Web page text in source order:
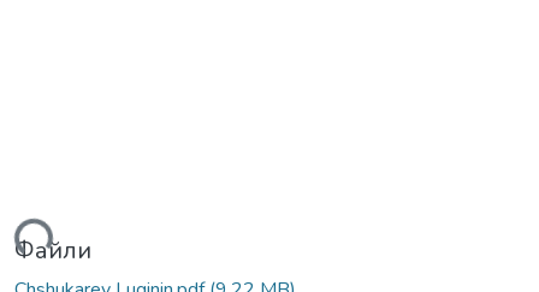
Файли